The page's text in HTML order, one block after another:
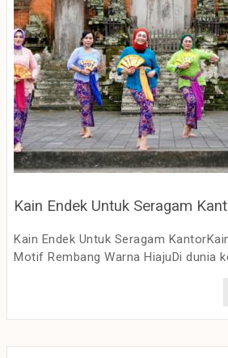
Kain Endek Untuk Seragam
Kain Endek Untuk Seragam
Motif Rembang Warna HiajuDi dunia